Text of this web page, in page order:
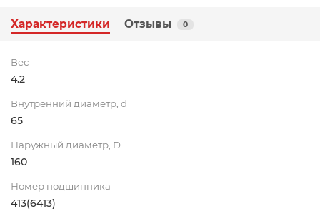
Характеристики Отзывы 0
Вес
4.2
Внутренний диаметр, d
65
Наружный диаметр, D
160
Номер подшипника
413(6413)